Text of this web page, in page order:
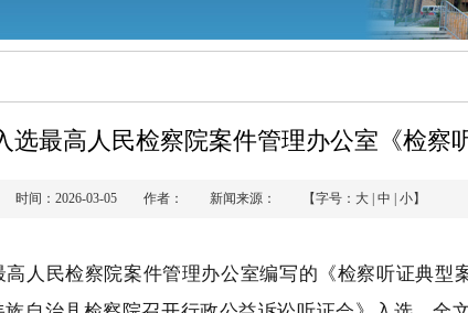
选最高人民检察院案件管理办公室《检察
时间：2026-03-05 作者： 新闻来源： 【字号： 大 中 小】
人民检察院案件管理办公室编写的《检察听证典型